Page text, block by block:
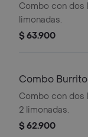
Combo con dos
limonadas.
$ 63.900
Combo
Combo con dos
2 limonadas.
$ 62.900